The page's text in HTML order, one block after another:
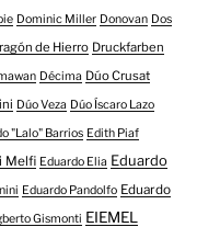
Dominic Miller Donovan Dos
de Hierro Druckfarben
Décima Dúo Crusat
Dúo Veza Dúo Íscaro Lazo
"Lalo" Barrios Edith Piaf
Melfi Eduardo Elia Eduardo
Eduardo Pandolfo Eduardo
Gismonti EIEMEL